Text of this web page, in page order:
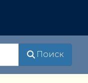
Поиск